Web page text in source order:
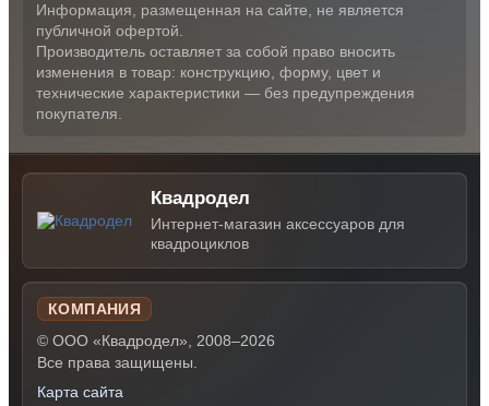
Информация, размещенная на сайте, не является
публичной офертой.
Производитель оставляет за собой право вносить
изменения в товар: конструкцию, форму, цвет и
технические характеристики — без предупреждения
покупателя.
Квадродел
Интернет-магазин аксессуаров для
квадроциклов
КОМПАНИЯ
© ООО «Квадродел», 2008–2026
Все права защищены.
Карта сайта